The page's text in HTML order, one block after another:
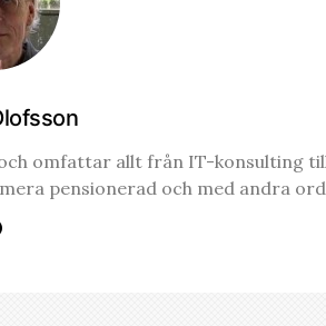
omfattar allt från IT-konsulting
pensionerad och med andra